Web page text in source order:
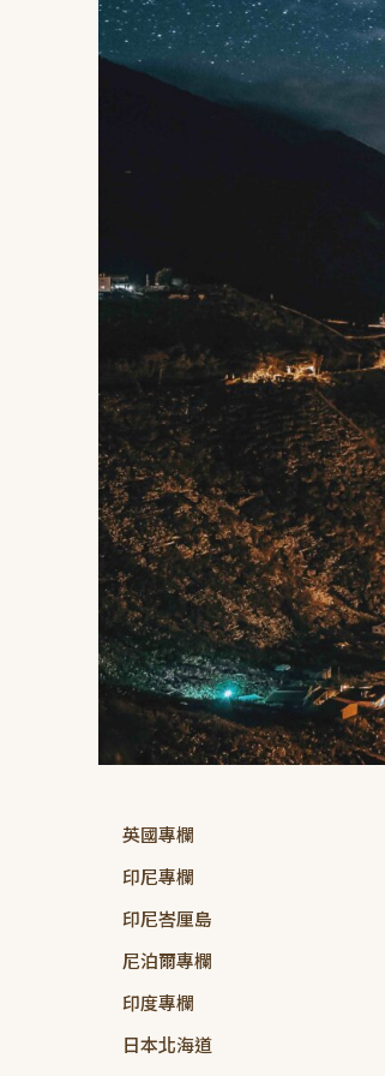
英國專欄
印尼專欄
印尼峇厘島
尼泊爾專欄
印度專欄
日本北海道